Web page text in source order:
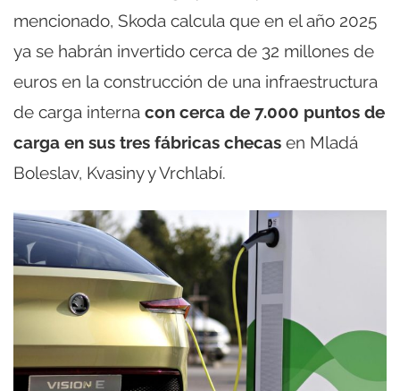
mencionado, Skoda calcula que en el año 2025
ya se habrán invertido cerca de 32 millones de
euros en la construcción de una infraestructura
de carga interna con cerca de 7.000 puntos de
carga en sus tres fábricas checas en Mladá
Boleslav, Kvasiny y Vrchlabí.